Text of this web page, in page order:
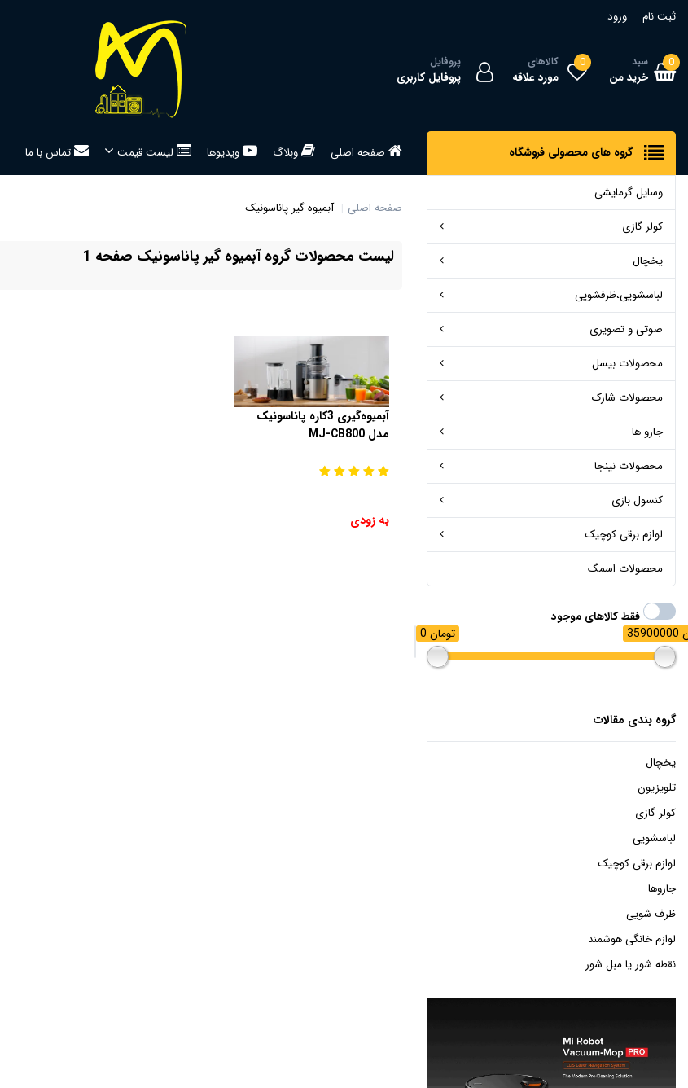
ثبت نام ورود
0 سبد
خرید من
0 کالاهای
مورد علاقه
پروفایل
پروفایل کاربری
گروه های محصولی فروشگاه صفحه اصلی وبلاگ ویدیوها لیست قیمت تماس با ما
وسایل گرمایشی
کولر گازی
یخچال
لباسشویی،ظرفشویی
صوتی و تصویری
محصولات بیسل
محصولات شارک
جارو ها
محصولات نینجا
کنسول بازی
لوازم برقی کوچیک
محصولات اسمگ
فقط کالاهای موجود
0 تومان
گروه بندی مقالات
یخچال
تلویزیون
کولر گازی
لباسشویی
لوازم برقی کوچیک
جاروها
ظرف شویی
لوازم خانگی هوشمند
نقطه شور یا مبل شور
صفحه اصلی آبمیوه گیر پاناسونیک
لیست محصولات گروه آبمیوه گیر پاناسونیک صفحه 1
آبمیوه‌گیری 3کاره پاناسونیک
مدل MJ-CB800
به زودی